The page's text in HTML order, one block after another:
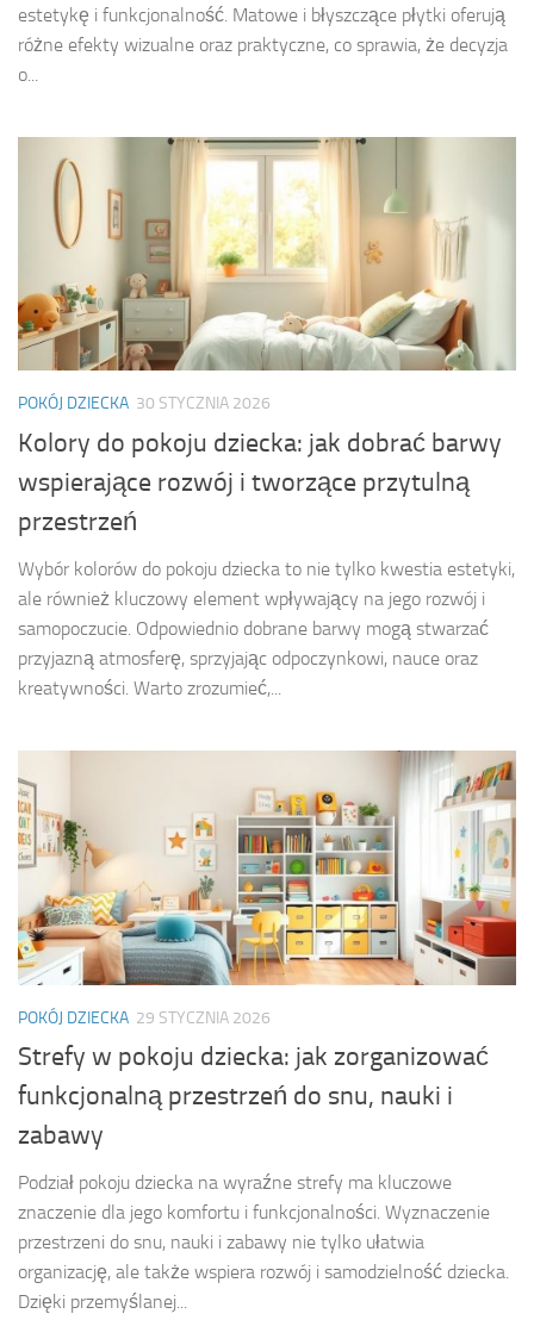
estetykę i funkcjonalność. Matowe i błyszczące płytki oferują
różne efekty wizualne oraz praktyczne, co sprawia, że decyzja
o...
POKÓJ DZIECKA 30 STYCZNIA 2026
Kolory do pokoju dziecka: jak dobrać barwy
wspierające rozwój i tworzące przytulną
przestrzeń
Wybór kolorów do pokoju dziecka to nie tylko kwestia estetyki,
ale również kluczowy element wpływający na jego rozwój i
samopoczucie. Odpowiednio dobrane barwy mogą stwarzać
przyjazną atmosferę, sprzyjając odpoczynkowi, nauce oraz
kreatywności. Warto zrozumieć,...
POKÓJ DZIECKA 29 STYCZNIA 2026
Strefy w pokoju dziecka: jak zorganizować
funkcjonalną przestrzeń do snu, nauki i
zabawy
Podział pokoju dziecka na wyraźne strefy ma kluczowe
znaczenie dla jego komfortu i funkcjonalności. Wyznaczenie
przestrzeni do snu, nauki i zabawy nie tylko ułatwia
organizację, ale także wspiera rozwój i samodzielność dziecka.
Dzięki przemyślanej...